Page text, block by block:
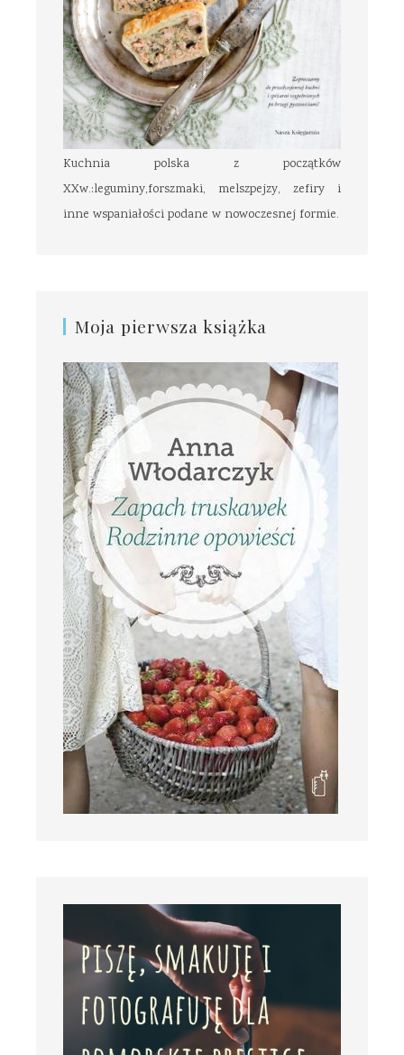
Kuchnia polska z początków
XXw.:leguminy,forszmaki, melszpejzy, zefiry i
inne wspaniałości podane w nowoczesnej formie.
Moja pierwsza książka